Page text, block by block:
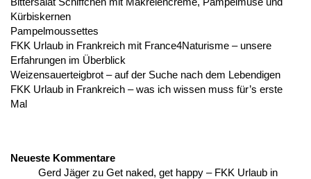
Kürbiskernen
Pampelmoussettes
FKK Urlaub in Frankreich mit France4Naturisme – unsere
Erfahrungen im Überblick
Weizensauerteigbrot – auf der Suche nach dem Lebendigen
FKK Urlaub in Frankreich – was ich wissen muss für’s erste
Mal
Neueste Kommentare
Gerd Jäger zu Get naked, get happy – FKK Urlaub in